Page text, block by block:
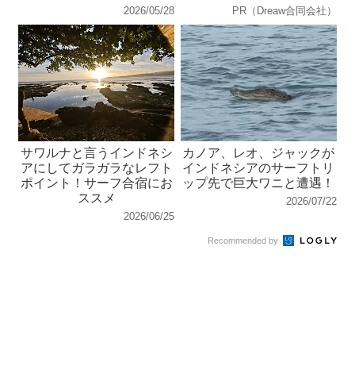
2026/05/28 PR（Dreaw合同会社）
サワルナと言うインドネシ
アにしてガラガラなレフト
ポイント！サーフ合宿にお
ススメ
2026/06/25
カノア、レオ、ジャックが
インドネシアのサーフトリ
ップ先で巨大ワニと遭遇！
2026/07/22
Recommended by